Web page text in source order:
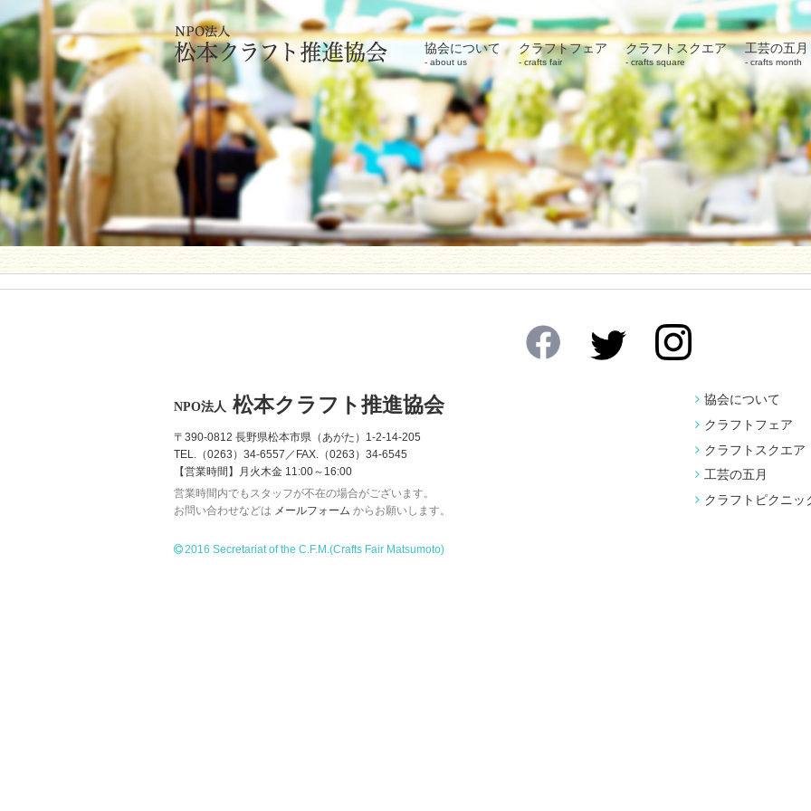
協会について
about us
クラフトフェア
crafts fair
クラフトスクエア
crafts square
工芸の五月
crafts month
協会について
クラフトフェア
クラフトスクエア
工芸の五月
クラフトピクニッ
NPO法人 松本クラフト推進協会
〒390-0812 長野県松本市県（あがた）1-2-14-205
TEL.（0263）34-6557／FAX.（0263）34-6545
【営業時間】月火木金 11:00～16:00
営業時間内でもスタッフが不在の場合がございます。
お問い合わせなどは メールフォーム からお願いします。
2016 Secretariat of the C.F.M.(Crafts Fair Matsumoto)